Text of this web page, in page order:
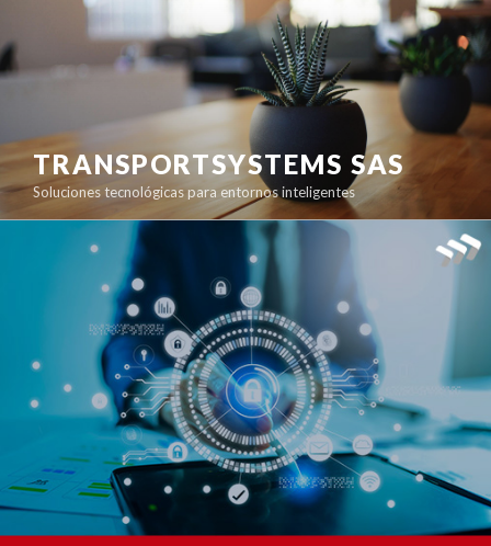
TRANSPORTSYSTEMS SAS
Soluciones tecnológicas para entornos inteligentes